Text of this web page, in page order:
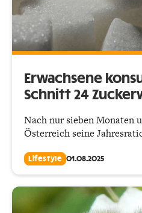
Erwachsene
Schnitt 24
Nach nur sieben Monaten
Österreich seine
Lifestyle 01.08.2025